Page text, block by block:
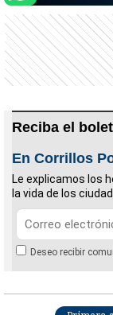
Reciba el
En Corrillos
Le explicamos los
la vida de los
Deseo recibir